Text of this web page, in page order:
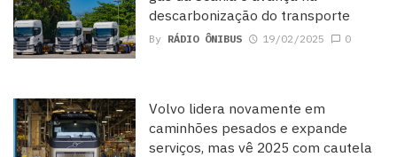
descarbonização do transporte
By RÁDIO ÔNIBUS 19/02/2025 0
Volvo lidera novamente em
caminhões pesados e expande
serviços, mas vê 2025 com cautela